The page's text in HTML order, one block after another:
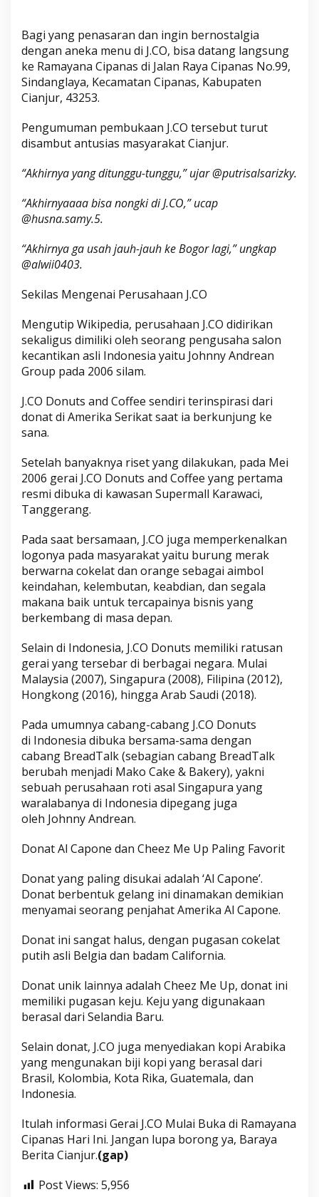
Bagi yang penasaran dan ingin bernostalgia
dengan aneka menu di J.CO, bisa datang langsung
ke Ramayana Cipanas di Jalan Raya Cipanas No.99,
Sindanglaya, Kecamatan Cipanas, Kabupaten
Cianjur, 43253.
Pengumuman pembukaan J.CO tersebut turut
disambut antusias masyarakat Cianjur.
“Akhirnya yang ditunggu-tunggu,” ujar @putrisalsarizky.
“Akhirnyaaaa bisa nongki di J.CO,” ucap
@husna.samy.5.
“Akhirnya ga usah jauh-jauh ke Bogor lagi,” ungkap
@alwii0403.
Sekilas Mengenai Perusahaan J.CO
Mengutip Wikipedia, perusahaan J.CO didirikan
sekaligus dimiliki oleh seorang pengusaha salon
kecantikan asli Indonesia yaitu Johnny Andrean
Group pada 2006 silam.
J.CO Donuts and Coffee sendiri terinspirasi dari
donat di Amerika Serikat saat ia berkunjung ke
sana.
Setelah banyaknya riset yang dilakukan, pada Mei
2006 gerai J.CO Donuts and Coffee yang pertama
resmi dibuka di kawasan Supermall Karawaci,
Tanggerang.
Pada saat bersamaan, J.CO juga memperkenalkan
logonya pada masyarakat yaitu burung merak
berwarna cokelat dan orange sebagai aimbol
keindahan, kelembutan, keabdian, dan segala
makana baik untuk tercapainya bisnis yang
berkembang di masa depan.
Selain di Indonesia, J.CO Donuts memiliki ratusan
gerai yang tersebar di berbagai negara. Mulai
Malaysia (2007), Singapura (2008), Filipina (2012),
Hongkong (2016), hingga Arab Saudi (2018).
Pada umumnya cabang-cabang J.CO Donuts
di Indonesia dibuka bersama-sama dengan
cabang BreadTalk (sebagian cabang BreadTalk
berubah menjadi Mako Cake & Bakery), yakni
sebuah perusahaan roti asal Singapura yang
waralabanya di Indonesia dipegang juga
oleh Johnny Andrean.
Donat Al Capone dan Cheez Me Up Paling Favorit
Donat yang paling disukai adalah ‘Al Capone’.
Donat berbentuk gelang ini dinamakan demikian
menyamai seorang penjahat Amerika Al Capone.
Donat ini sangat halus, dengan pugasan cokelat
putih asli Belgia dan badam California.
Donat unik lainnya adalah Cheez Me Up, donat ini
memiliki pugasan keju. Keju yang digunakaan
berasal dari Selandia Baru.
Selain donat, J.CO juga menyediakan kopi Arabika
yang mengunakan biji kopi yang berasal dari
Brasil, Kolombia, Kota Rika, Guatemala, dan
Indonesia.
Itulah informasi Gerai J.CO Mulai Buka di Ramayana
Cipanas Hari Ini. Jangan lupa borong ya, Baraya
Berita Cianjur.(gap)
Post Views: 5,956